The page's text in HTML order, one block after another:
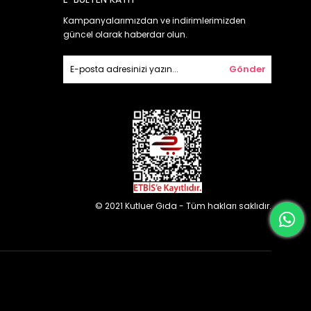
Kampanyalarımızdan ve indirimlerimizden
güncel olarak haberdar olun.
Gönder
© 2021 Kutluer Gıda - Tüm hakları saklıdır.